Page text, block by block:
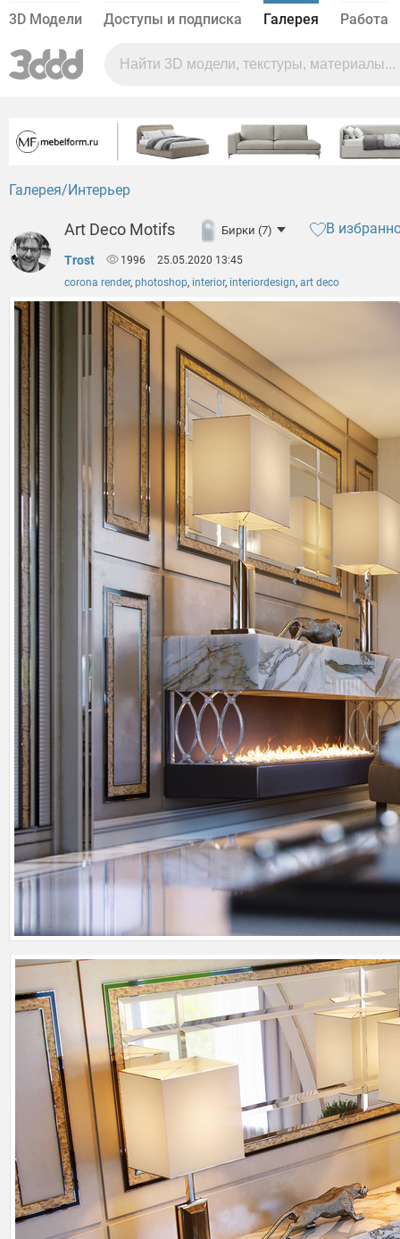
3D Модели Доступы и подписка Галерея Работа
Галерея Интерьер
Art Deco Motifs Бирки (7) В
Trost 1996
25.05.2020 13:45
corona render, photoshop, interior, interiordesign, art deco